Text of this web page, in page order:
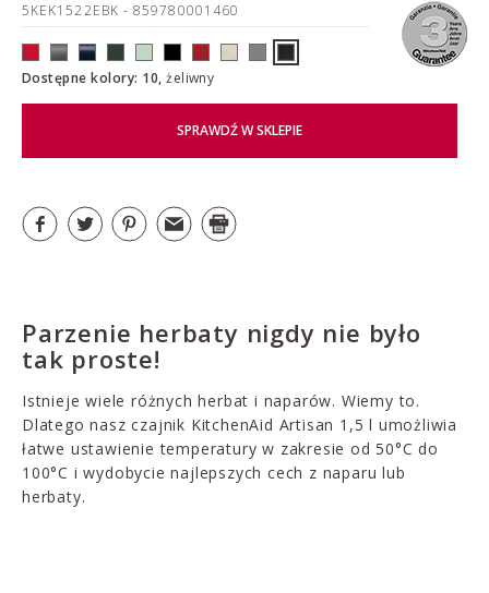
5KEK1522EBK - 859780001460
Dostępne kolory: 10,żeliwny
SPRAWDŹ W SKLEPIE
Parzenie herbaty nigdy nie było
tak proste!
Istnieje wiele różnych herbat i naparów. Wiemy to.
Dlatego nasz czajnik KitchenAid Artisan 1,5 l umożliwia
łatwe ustawienie temperatury w zakresie od 50°C do
100°C i wydobycie najlepszych cech z naparu lub
herbaty.